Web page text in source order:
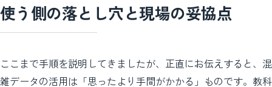
使う側の落とし穴と現場の妥協点
ここまで手順を説明してきましたが、正直にお伝えすると、混
雑データの活用は「思ったより手間がかかる」ものです。教科